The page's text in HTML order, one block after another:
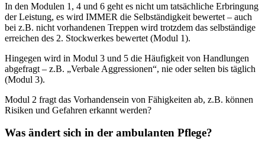
In den Modulen 1, 4 und 6 geht es nicht um tatsächliche Erbringung
der Leistung, es wird IMMER die Selbständigkeit bewertet – auch
bei z.B. nicht vorhandenen Treppen wird trotzdem das selbständige
erreichen des 2. Stockwerkes bewertet (Modul 1).
Hingegen wird in Modul 3 und 5 die Häufigkeit von Handlungen
abgefragt – z.B. „Verbale Aggressionen“, nie oder selten bis täglich
(Modul 3).
Modul 2 fragt das Vorhandensein von Fähigkeiten ab, z.B. können
Risiken und Gefahren erkannt werden?
Was ändert sich in der ambulanten Pflege?